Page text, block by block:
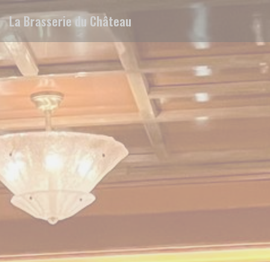
Personnalisation de vos choix en matière de cookies
La Brasserie du Château